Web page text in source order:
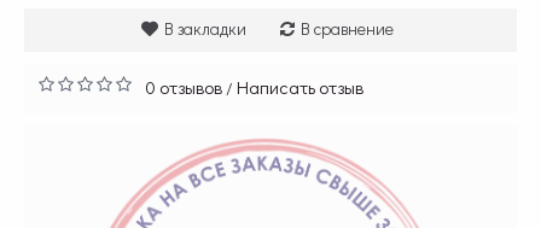
В закладки В сравнение
0 отзывов/ Написать отзыв